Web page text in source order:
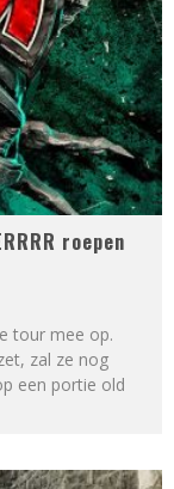
roepen
tour mee op.
zal ze nog
een portie old